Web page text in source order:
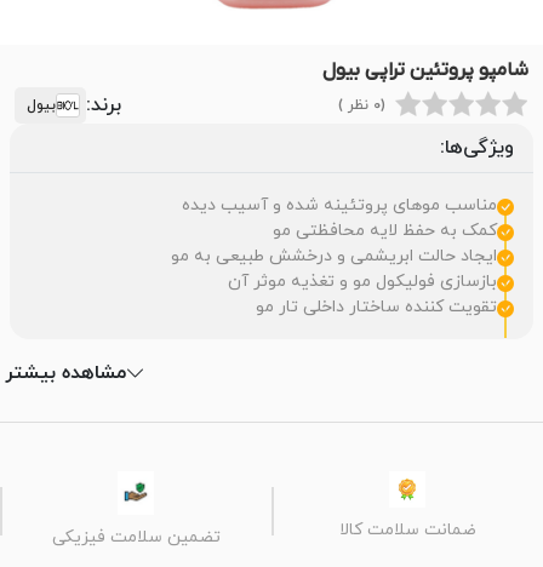
شامپو پروتئین تراپی بیول
(0 نظر ) برند: بیول
ویژگی‌ها:
مناسب موهای پروتئینه شده و آسیب دیده
کمک به حفظ لایه محافظتی مو
ایجاد حالت ابریشمی و درخشش طبیعی به مو
بازسازی فولیکول مو و تغذیه موثر آن
تقویت کننده ساختار داخلی تار مو
مشاهده بیشتر
ضمانت سلامت کالا تضمین سلامت فیزیکی